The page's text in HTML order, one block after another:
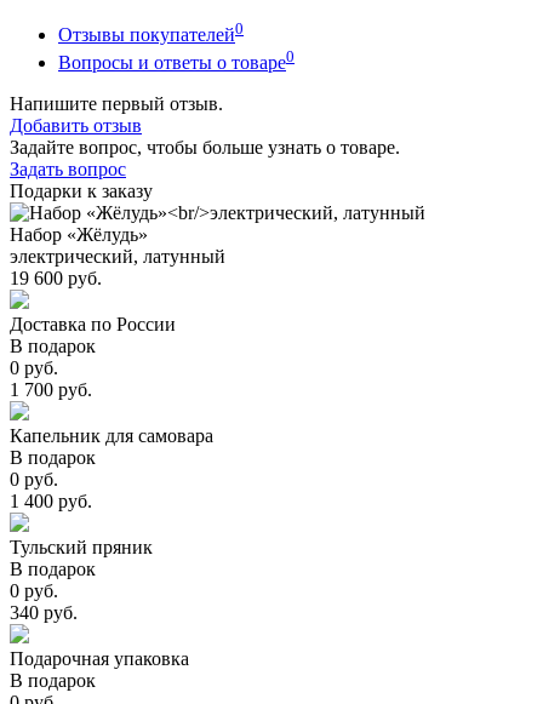
Отзывы покупателей0
Вопросы и ответы о товаре0
Напишите первый отзыв.
Добавить отзыв
Задайте вопрос, чтобы больше узнать о товаре.
Задать вопрос
Подарки к заказу
Набор «Жёлудь»
электрический, латунный
19 600 руб.
Доставка по России
В подарок
0 руб.
1 700 руб.
Капельник для самовара
В подарок
0 руб.
1 400 руб.
Тульский пряник
В подарок
0 руб.
340 руб.
Подарочная упаковка
В подарок